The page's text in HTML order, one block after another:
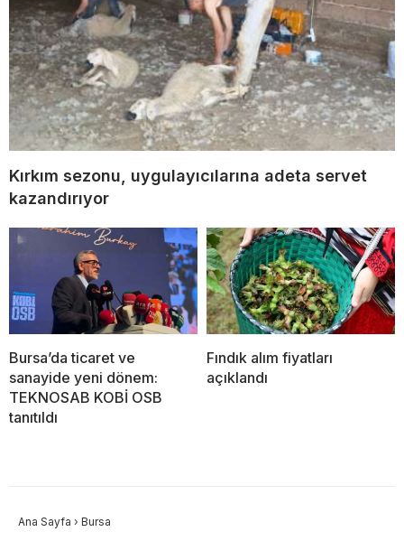
Kırkım sezonu, uygulayıcılarına adeta servet
kazandırıyor
Bursa’da ticaret ve
sanayide yeni dönem:
TEKNOSAB KOBİ OSB
tanıtıldı
Fındık alım fiyatları
açıklandı
Ana Sayfa › Bursa